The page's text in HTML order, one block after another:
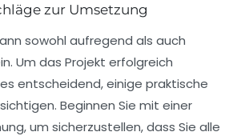
zur Umsetzung
sowohl aufregend als auch
Um das Projekt erfolgreich
entscheidend, einige praktische
Beginnen Sie mit einer
, um sicherzustellen, dass Sie alle